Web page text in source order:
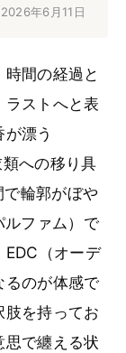
年6月11日
間の経過と
ストへと表
漂う
への移り具
輪郭がぼや
ルファム）で
EDC（オーデ
るのが体感で
を持ってお
思で纏える状